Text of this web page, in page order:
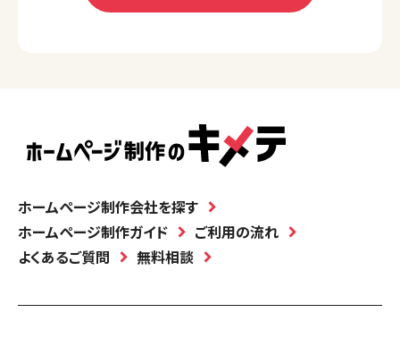
ホームページ制作会社を探す
ホームページ制作ガイド
ご利用の流れ
よくあるご質問
無料相談